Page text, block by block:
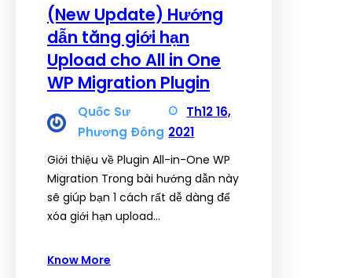
(New Update) Hướng
dẫn tăng giới hạn
Upload cho All in One
WP Migration Plugin
Quốc Sư
Phương Đông
Th12 16,
2021
Giới thiệu về Plugin All-in-One WP
Migration Trong bài hướng dẫn này
sẽ giúp bạn 1 cách rất dễ dàng để
xóa giới hạn upload…
Know More